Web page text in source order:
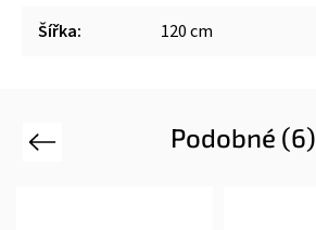
Šířka: 120 cm
Podobné (6)
Previous